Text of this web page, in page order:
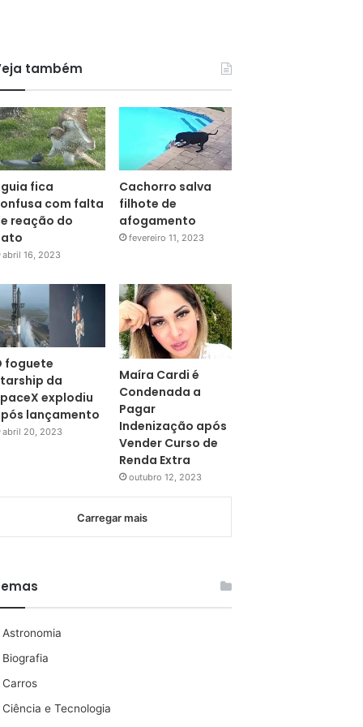
também
fica
com falta
reação do
abril 16, 2023
Cachorro salva
filhote de
afogamento
fevereiro 11, 2023
foguete
da
explodiu
lançamento
abril 20, 2023
Maíra Cardi é
Condenada a
Pagar
Indenização após
Vender Curso de
Renda Extra
outubro 12, 2023
Carregar mais
Astronomia
Biografia
Carros
Ciência e Tecnologia